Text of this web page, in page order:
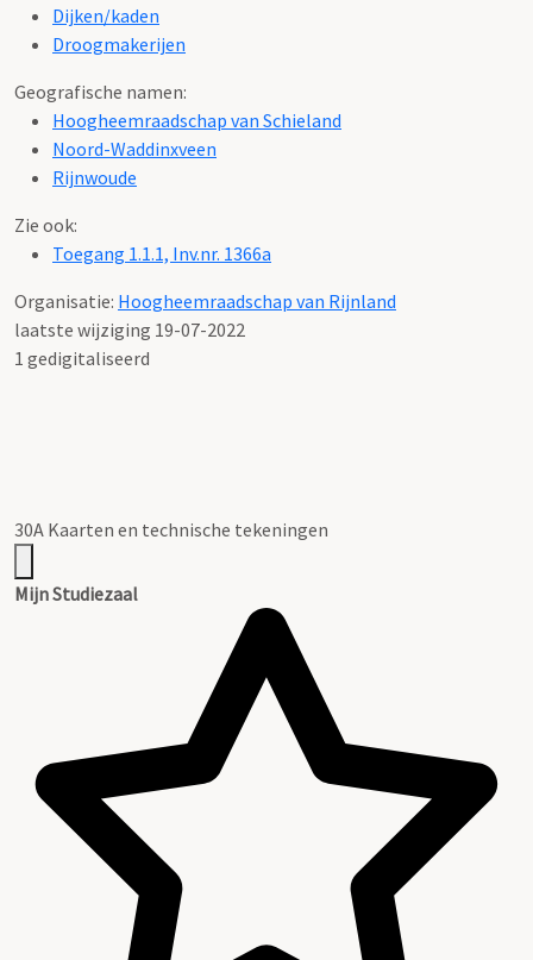
Dijken/kaden
Droogmakerijen
Geografische namen:
Hoogheemraadschap van Schieland
Noord-Waddinxveen
Rijnwoude
Zie ook:
Toegang 1.1.1, Inv.nr. 1366a
Organisatie: Hoogheemraadschap van Rijnland
laatste wijziging 19-07-2022
1 gedigitaliseerd
30A Kaarten en technische tekeningen
Mijn Studiezaal